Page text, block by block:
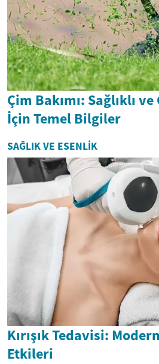
Çim Bakımı: Sağlıklı
İçin Temel Bilgiler
SAĞLIK VE ESENLIK
Kırışık Tedavisi:
Etkileri